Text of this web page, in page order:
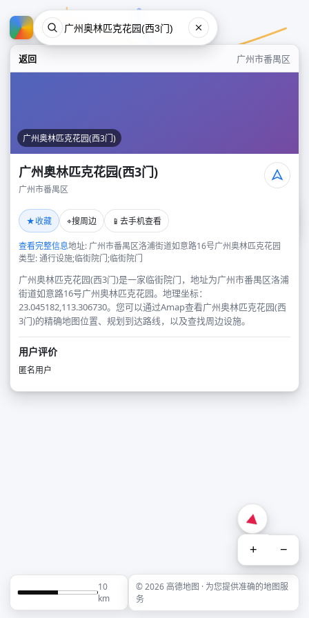
返回 广州市番禺区
广州奥林匹克花园(西3门)
广州奥林匹克花园(西3门)
广州市番禺区
★收藏 ⌖搜周边 📱 去手机查看
查看完整信息地址: 广州市番禺区洛浦街道如意路16号广州奥林匹克花园
类型: 通行设施;临街院门;临街院门
广州奥林匹克花园(西3门)是一家临街院门，地址为广州市番禺区洛浦
街道如意路16号广州奥林匹克花园。地理坐标：
23.045182,113.306730。您可以通过Amap查看广州奥林匹克花园(西
3门)的精确地图位置、规划到达路线，以及查找周边设施。
用户评价
匿名用户
+ −
10
km
© 2026 高德地图 · 为您提供准确的地图服
务